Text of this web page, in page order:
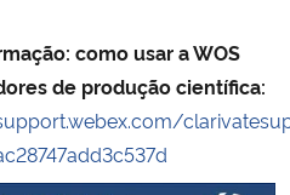
como usar a WOS
de produção científica: